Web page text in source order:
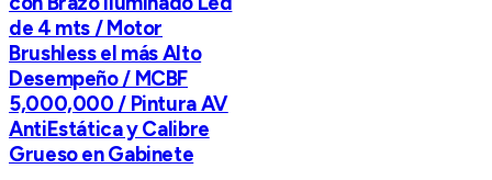
de 4 mts / Motor
Brushless el más Alto
Desempeño / MCBF
5,000,000 / Pintura AV
AntiEstática y Calibre
Grueso en Gabinete